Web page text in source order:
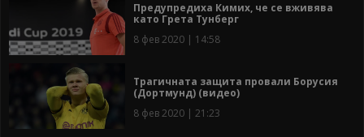
Предупредиха Кимих, че се вживява
като Грета Тунберг
8 фев 2020 | 14:58
Трагичната защита провали Борусия
(Дортмунд) (видео)
8 фев 2020 | 21:23